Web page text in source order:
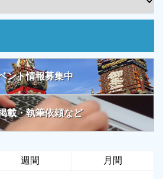
ント情報募集中
載・執筆依頼など
週間 月間